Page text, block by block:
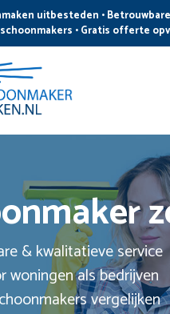
uitbesteden •
schoonmakers • Gratis offerte
& kwalitatieve service
woningen als bedrijven
vergelijken